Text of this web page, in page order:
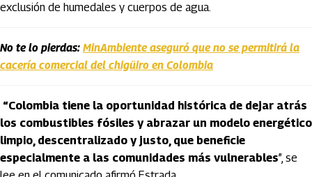
exclusión de humedales y cuerpos de agua.
No te lo pierdas: MinAmbiente aseguró que no se permitirá la
cacería comercial del chigüiro en Colombia
“Colombia tiene la oportunidad histórica de dejar atrás
los combustibles fósiles y abrazar un modelo energético
limpio, descentralizado y justo, que beneficie
especialmente a las comunidades más vulnerables”, se